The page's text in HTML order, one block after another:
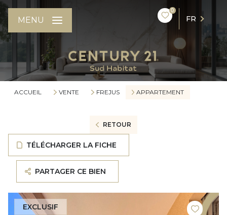
0
FR
MENU
ACCUEIL VENTE FREJUS APPARTEMENT
RETOUR
TÉLÉCHARGER LA FICHE
PARTAGER CE BIEN
EXCLUSIF